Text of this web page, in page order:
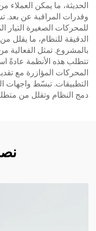
الحديثة، ما يمكن العملاء
وقدرات المراقبة عن بعد.
للمحركات الصغيرة التيار
الدقيقة للنظام، ما يقلل
بالمشروع. تمثل الفعالية
تتطلب هذه الأنظمة عادةً
المحركات المؤازرة مع
التطبيقات. تبسّط واجهات
دمج النظام وتقلل من